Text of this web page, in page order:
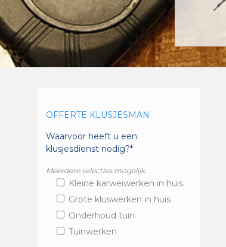
OFFERTE KLUSJESMAN
Waarvoor heeft u een
klusjesdienst nodig?*
Meerdere selecties mogelijk.
Kleine karweiwerken in huis
Grote kluswerken in huis
Onderhoud tuin
Tuinwerken